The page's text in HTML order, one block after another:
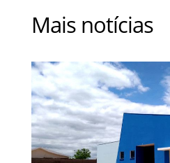
Mais notícias